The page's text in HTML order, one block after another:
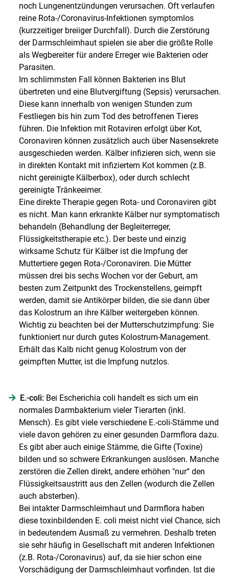
Skip to main content
noch Lungenentzündungen verursachen. Oft verlaufen
reine Rota-/Coronavirus-Infektionen symptomlos
(kurzzeitiger breiiger Durchfall). Durch die Zerstörung
der Darmschleimhaut spielen sie aber die größte Rolle
als Wegbereiter für andere Erreger wie Bakterien oder
Parasiten.
Im schlimmsten Fall können Bakterien ins Blut
übertreten und eine Blutvergiftung (Sepsis) verursachen.
Diese kann innerhalb von wenigen Stunden zum
Festliegen bis hin zum Tod des betroffenen Tieres
führen. Die Infektion mit Rotaviren erfolgt über Kot,
Coronaviren können zusätzlich auch über Nasensekrete
ausgeschieden werden. Kälber infizieren sich, wenn sie
in direkten Kontakt mit infiziertem Kot kommen (z.B.
nicht gereinigte Kälberbox), oder durch schlecht
gereinigte Tränkeeimer.
Eine direkte Therapie gegen Rota- und Coronaviren gibt
es nicht. Man kann erkrankte Kälber nur symptomatisch
behandeln (Behandlung der Begleiterreger,
Flüssigkeitstherapie etc.). Der beste und einzig
wirksame Schutz für Kälber ist die Impfung der
Muttertiere gegen Rota-/Coronaviren. Die Mütter
müssen drei bis sechs Wochen vor der Geburt, am
besten zum Zeitpunkt des Trockenstellens, geimpft
werden, damit sie Antikörper bilden, die sie dann über
das Kolostrum an ihre Kälber weitergeben können.
Wichtig zu beachten bei der Mutterschutzimpfung: Sie
funktioniert nur durch gutes Kolostrum-Management.
Erhält das Kalb nicht genug Kolostrum von der
geimpften Mutter, ist die Impfung nutzlos.
E.-coli: Bei Escherichia coli handelt es sich um ein
normales Darmbakterium vieler Tierarten (inkl.
Mensch). Es gibt viele verschiedene E.-coli-Stämme und
viele davon gehören zu einer gesunden Darmflora dazu.
Es gibt aber auch einige Stämme, die Gifte (Toxine)
bilden und so schwere Erkrankungen auslösen. Manche
zerstören die Zellen direkt, andere erhöhen "nur“ den
Flüssigkeitsaustritt aus den Zellen (wodurch die Zellen
auch absterben).
Bei intakter Darmschleimhaut und Darmflora haben
diese toxinbildenden E. coli meist nicht viel Chance, sich
in bedeutendem Ausmaß zu vermehren. Deshalb treten
sie sehr häufig in Gesellschaft mit anderen Infektionen
(z.B. Rota-/Coronavirus) auf, da sie hier schon eine
Vorschädigung der Darmschleimhaut vorfinden. Ist die